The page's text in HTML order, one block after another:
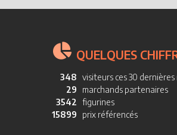
QUELQUES
348 visiteurs ces 30
29
marchands partenaires
3542 figurines
15899
prix référencés